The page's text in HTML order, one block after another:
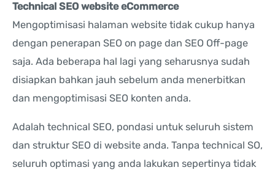
Technical SEO website eCommerce
Mengoptimisasi halaman website tidak cukup hanya
dengan penerapan SEO on page dan SEO Off-page
saja. Ada beberapa hal lagi yang seharusnya sudah
disiapkan bahkan jauh sebelum anda menerbitkan
dan mengoptimisasi SEO konten anda.
Adalah technical SEO, pondasi untuk seluruh sistem
dan struktur SEO di website anda. Tanpa technical SO,
seluruh optimasi yang anda lakukan sepertinya tidak